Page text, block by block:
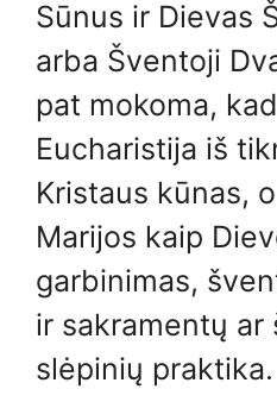
Sūnus ir Dievas
arba Šventoji
pat mokoma,
Eucharistija iš
Kristaus kūnas,
Marijos kaip
garbinimas,
ir sakramentų ar
slėpinių praktika.